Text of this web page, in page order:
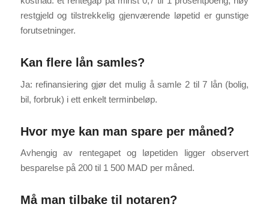
restgjeld og tilstrekkelig gjenværende løpetid er gunstige
forutsetninger.
Kan flere lån samles?
Ja: refinansiering gjør det mulig å samle 2 til 7 lån (bolig,
bil, forbruk) i ett enkelt terminbeløp.
Hvor mye kan man spare per måned?
Avhengig av rentegapet og løpetiden ligger observert
besparelse på 200 til 1 500 MAD per måned.
Må man tilbake til notaren?